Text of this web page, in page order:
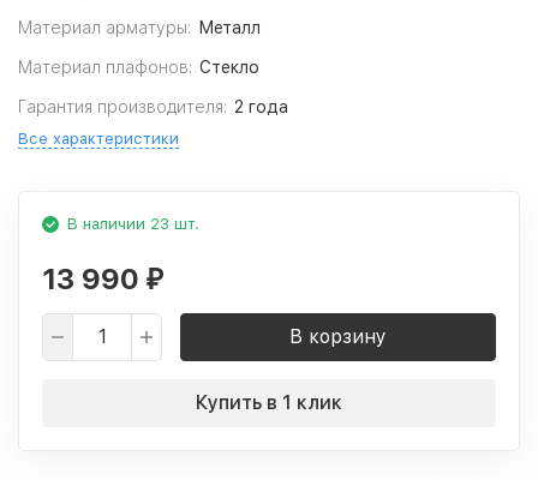
Материал арматуры: Металл
Материал плафонов: Стекло
Гарантия производителя: 2 года
Все характеристики
В наличии 23 шт.
13 990 ₽
В корзину
Купить в 1 клик